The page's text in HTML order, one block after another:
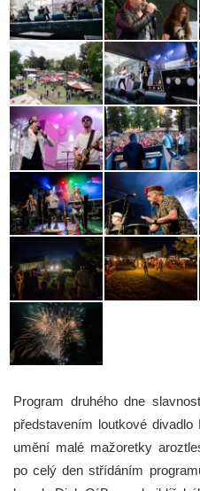
Program druhého dne
představením loutkové
umění malé mažoretky
po celý den střídáním